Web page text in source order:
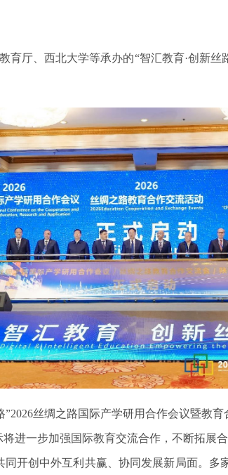
育厅、西北大学等承办的“智汇教育·创新
”2026丝绸之路国际产学研用合作会议暨教育
进一步加强国际教育交流合作，不断拓展
开创中外互利共赢、协同发展新局面。